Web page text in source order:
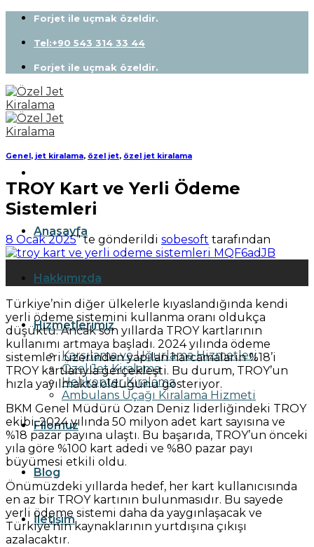
Skip
content
Forjet ile uçmak özeldir.
Tel:+90 543 314 33 44
Forjet ile uçmak özeldir.
Anasayfa
Hakkımızda
Hizmetlerimiz
Karşılama ve Uğurlama Hizmetleri
Özel Jet Kiralama
Helikopter Kiralama
Ambulans Uçağı Kiralama Hizmeti
Filomuz
Blog
İletişim
Genel, jet kiralama, özel jet, özel jet kiralama
TROY Kart ve Yerli Ödeme
Sistemleri
8 Ocak 2025’' te gönderildi sobesoft tarafından
Oca
Türkiye’nin diğer ülkelerle kıyaslandığında kendi
yerli ödeme sistemini kullanma oranı oldukça
düşüktü. Ancak son yıllarda TROY kartlarının
kullanımı artmaya başladı. 2024 yılında ödeme
sistemleri üzerinden yapılan harcamaların %18’i
TROY kartlarıyla gerçekleşti. Bu durum, TROY’un
hızla yayılmakta olduğunu gösteriyor.
BKM Genel Müdürü Ozan Deniz liderliğindeki TROY
ekibi, 2024 yılında 50 milyon adet kart sayısına ve
%18 pazar payına ulaştı. Bu başarıda, TROY’un önceki
yıla göre %100 kart adedi ve %80 pazar payı
büyümesi etkili oldu.
Önümüzdeki yıllarda hedef, her kart kullanıcısında
en az bir TROY kartının bulunmasıdır. Bu sayede
yerli ödeme sistemi daha da yaygınlaşacak ve
Türkiye’nin kaynaklarının yurtdışına çıkışı
azalacaktır.